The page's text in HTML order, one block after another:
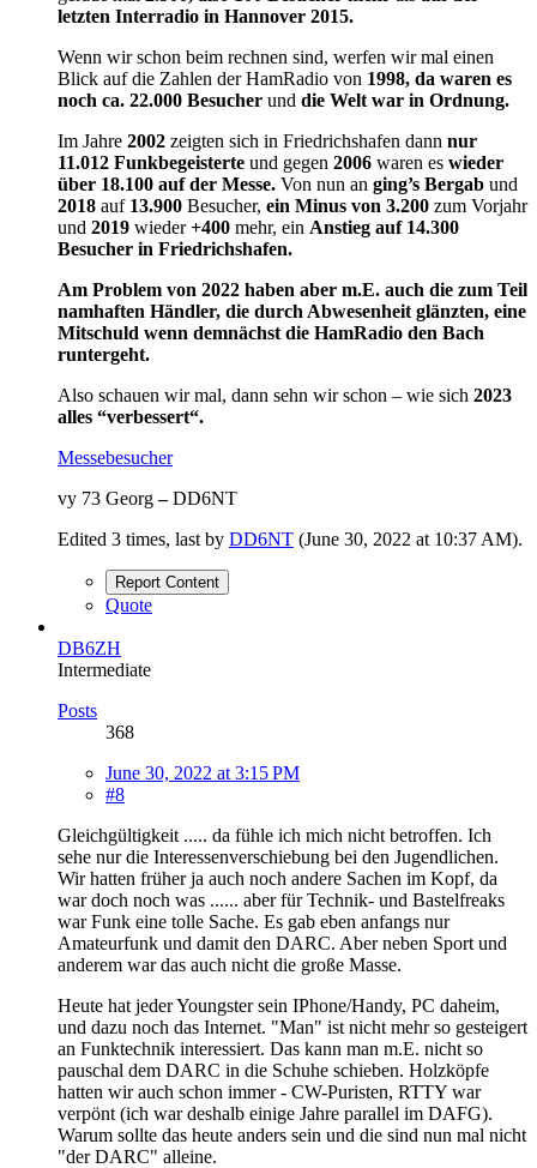
letzten Interradio in Hannover 2015.
Wenn wir schon beim rechnen sind, werfen wir mal einen
Blick auf die Zahlen der HamRadio von 1998, da waren es
noch ca. 22.000 Besucher und die Welt war in Ordnung.
Im Jahre 2002 zeigten sich in Friedrichshafen dann nur
11.012 Funkbegeisterte und gegen 2006 waren es wieder
über 18.100 auf der Messe. Von nun an ging’s Bergab und
2018 auf 13.900 Besucher, ein Minus von 3.200 zum Vorjahr
und 2019 wieder+400 mehr, ein Anstieg auf 14.300
Besucher in Friedrichshafen.
Am Problem von 2022 haben aber m.E. auch die zum Teil
namhaften Händler, die durch Abwesenheit glänzten, eine
Mitschuld wenn demnächst die HamRadio den Bach
runtergeht.
Also schauen wir mal, dann sehn wir schon – wie sich 2023
alles “verbessert“.
Messebesucher
vy 73 Georg–DD6NT
Edited 3 times, last by DD6NT (June 30, 2022 at 10:37 AM).
Report Content
Quote
DB6ZH
Intermediate
Posts
368
June 30, 2022 at 3:15 PM
#8
Gleichgültigkeit ..... da fühle ich mich nicht betroffen. Ich
sehe nur die Interessenverschiebung bei den Jugendlichen.
Wir hatten früher ja auch noch andere Sachen im Kopf, da
war doch noch was ...... aber für Technik- und Bastelfreaks
war Funk eine tolle Sache. Es gab eben anfangs nur
Amateurfunk und damit den DARC. Aber neben Sport und
anderem war das auch nicht die große Masse.
Heute hat jeder Youngster sein IPhone/Handy, PC daheim,
und dazu noch das Internet. "Man" ist nicht mehr so gesteigert
an Funktechnik interessiert. Das kann man m.E. nicht so
pauschal dem DARC in die Schuhe schieben. Holzköpfe
hatten wir auch schon immer - CW-Puristen, RTTY war
verpönt (ich war deshalb einige Jahre parallel im DAFG).
Warum sollte das heute anders sein und die sind nun mal nicht
"der DARC" alleine.